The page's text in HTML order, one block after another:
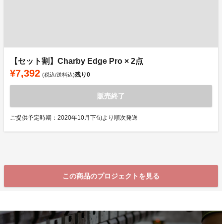
【セット割】Charby Edge Pro × 2点
¥7,392 (税込/送料込)残り0
販売終了
ご提供予定時期：2020年10月下旬より順次発送
この商品のプロジェクトを見る